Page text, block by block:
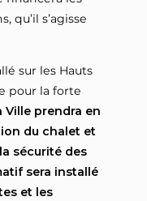
qu’il s’agisse
sur les Hauts
pour la forte
Ville prendra en
du chalet et
sécurité des
sera installé
et les